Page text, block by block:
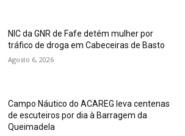
NIC da GNR de Fafe detém mulher por
tráfico de droga em Cabeceiras de Basto
Agosto 6, 2026
Campo Náutico do ACAREG leva centenas
de escuteiros por dia à Barragem da
Queimadela